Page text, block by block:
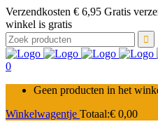
Verzendkosten € 6,95 Gratis
winkel is gratis
Zoek
naar:
0
Geen producten in het
Winkelwagentje Totaal:€ 0,00